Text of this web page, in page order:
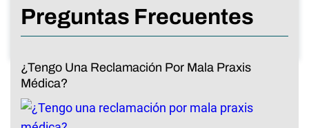
Preguntas Frecuentes
¿Tengo Una Reclamación Por Mala Praxis
Médica?